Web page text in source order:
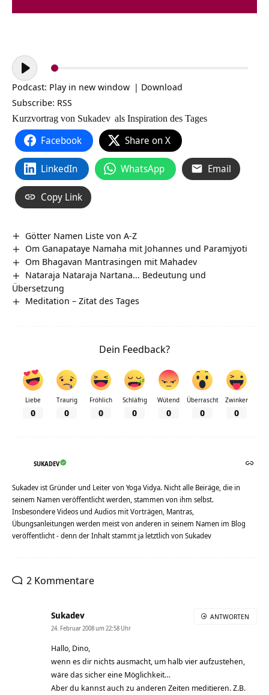
Audio-
Player
Podcast: Play in new window | Download
Subscribe: RSS
Kurzvortrag von Sukadev als Inspiration des Tages
Facebook Share on X
LinkedIn WhatsApp Email
Copy Link
Götter Namen Liste von A-Z
Om Ganapataye Namaha mit Johannes und Paramjyoti
Om Bhagavan Mantrasingen mit Mahadev
Nataraja Nataraja Nartana… Bedeutung und
Übersetzung
Meditation – Zitat des Tages
Dein Feedback?
Liebe
0
Traurig
0
Fröhlich
0
Schläfrig
0
Wütend
0
Überrascht
0
Zwinker
0
SUKADEV
Sukadev ist Gründer und Leiter von Yoga Vidya. Nicht alle Beiräge, die in
seinem Namen veröffentlicht werden, stammen von ihm selbst.
Insbesondere Videos und Audios mit Vorträgen, Mantras,
Übungsanleitungen werden meist von anderen in seinem Namen im Blog
veröffentlicht - denn der Inhalt stammt ja letztlich von Sukadev
2 Kommentare
Sukadev
24. Februar 2008 um 22:58 Uhr
Hallo, Dino,
wenn es dir nichts ausmacht, um halb vier aufzustehen,
wäre das sicher eine Möglichkeit…
Aber du kannst auch zu anderen Zeiten meditieren. Z.B.
ANTWORTEN